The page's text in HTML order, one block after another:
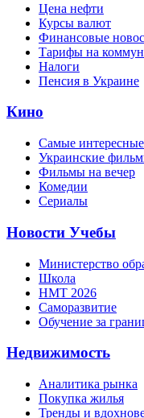
Цена нефти
Курсы валют
Финансовые
Тарифы на
Налоги
Пенсия в Украине
Кино
Самые
Украинские
Фильмы на вечер
Комедии
Сериалы
Новости Учебы
Министерство
Школа
НМТ 2026
Саморазвитие
Обучение за
Недвижимость
Аналитика рынка
Покупка жилья
Тренды и